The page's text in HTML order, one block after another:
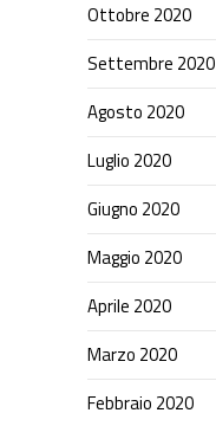
Ottobre 2020
Settembre 2020
Agosto 2020
Luglio 2020
Giugno 2020
Maggio 2020
Aprile 2020
Marzo 2020
Febbraio 2020